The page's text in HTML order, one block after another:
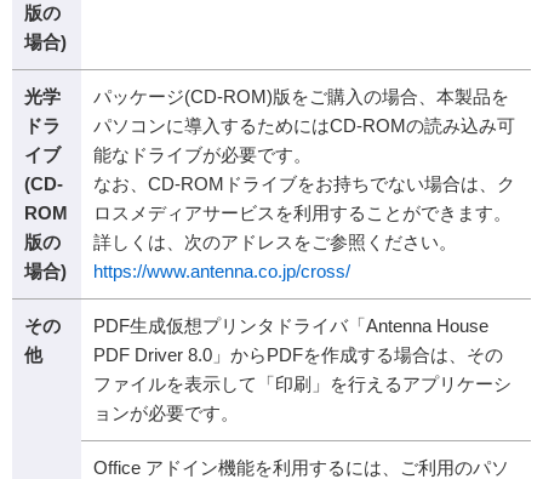
版の
場合)
光学
ドラ
イブ
(CD-
ROM
版の
場合)
パッケージ(CD-ROM)版をご購入の場合、本製品を
パソコンに導入するためにはCD-ROMの読み込み可
能なドライブが必要です。
なお、CD-ROMドライブをお持ちでない場合は、ク
ロスメディアサービスを利用することができます。
詳しくは、次のアドレスをご参照ください。
https://www.antenna.co.jp/cross/
その
他
PDF生成仮想プリンタドライバ「Antenna House
PDF Driver 8.0」からPDFを作成する場合は、その
ファイルを表示して「印刷」を行えるアプリケーシ
ョンが必要です。
Office アドイン機能を利用するには、ご利用のパソ